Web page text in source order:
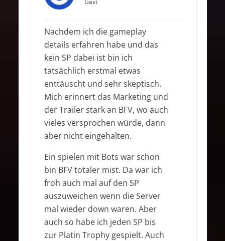
Gast
Nachdem ich die gameplay
details erfahren habe und das
kein SP dabei ist bin ich
tatsächlich erstmal etwas
enttäuscht und sehr skeptisch.
Mich erinnert das Marketing und
der Trailer stark an BFV, wo auch
vieles versprochen würde, dann
aber nicht eingehalten.
Ein spielen mit Bots war schon
bin BFV totaler mist. Da war ich
froh auch mal auf den SP
auszuweichen wenn die Server
mal wieder down waren. Aber
auch so habe ich jeden SP bis
zur Platin Trophy gespielt. Auch